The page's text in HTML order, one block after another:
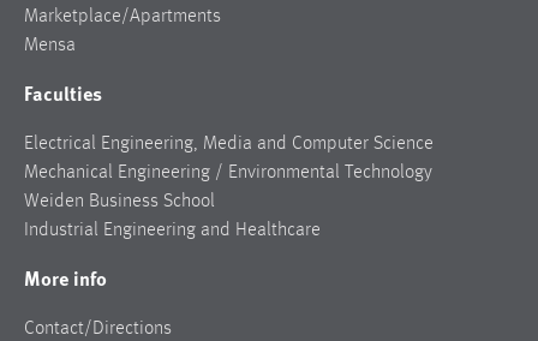
Marketplace/Apartments
Mensa
Faculties
Electrical Engineering, Media and Computer Science
Mechanical Engineering / Environmental Technology
Weiden Business School
Industrial Engineering and Healthcare
More info
Contact/Directions